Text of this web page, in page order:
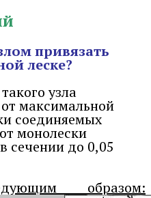
привязать
леске?
узла
от максимальной
соединяемых
монолески
сечении до 0,05
образом: